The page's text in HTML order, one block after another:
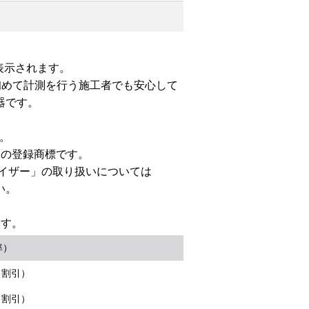
されます。
て計測を行う施工者でも安心して
す。
登録商標です。
ザー」の取り扱いについては
。
引）
引）